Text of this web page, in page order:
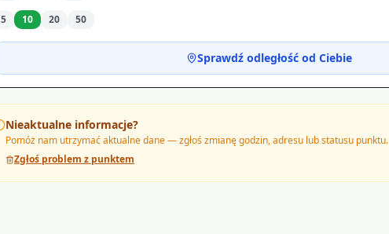
5
10 20 50
Sprawdź odległość od Ciebie
Nieaktualne informacje?
Pomóż nam utrzymać aktualne dane — zgłoś zmianę godzin, adresu lub statusu punktu.
Zgłoś problem z punktem